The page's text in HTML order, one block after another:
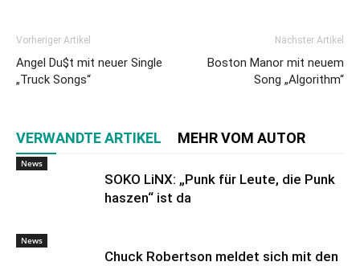
Vorheriger Artikel
Angel Du$t mit neuer Single
„Truck Songs“
Nächster Artikel
Boston Manor mit neuem
Song „Algorithm“
VERWANDTE ARTIKEL MEHR VOM AUTOR
News
SOKO LiNX: „Punk für Leute, die Punk
haszen“ ist da
News
Chuck Robertson meldet sich mit den